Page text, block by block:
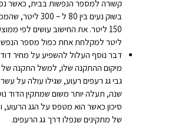
ליטר למקלחת אחת כפול מספר
של מתקינים שנפלו דרך גג הרעפים.